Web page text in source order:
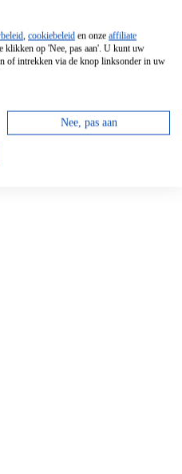
, cookiebeleid en onze affiliate
klikken op 'Nee, pas aan'. U kunt uw
of intrekken via de knop linksonder in uw
Nee, pas aan